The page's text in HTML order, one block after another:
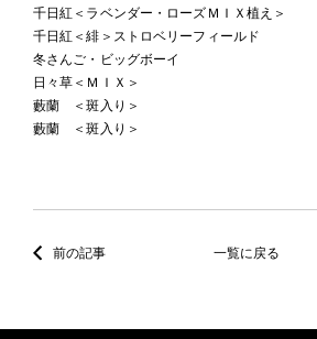
千日紅＜ラベンダー・ローズＭＩＸ植え＞
千日紅＜緋＞ストロベリーフィールド
冬さんご・ビッグボーイ
日々草＜ＭＩＸ＞
藪蘭 ＜斑入り＞
藪蘭 ＜斑入り＞
前の記事 一覧に戻る